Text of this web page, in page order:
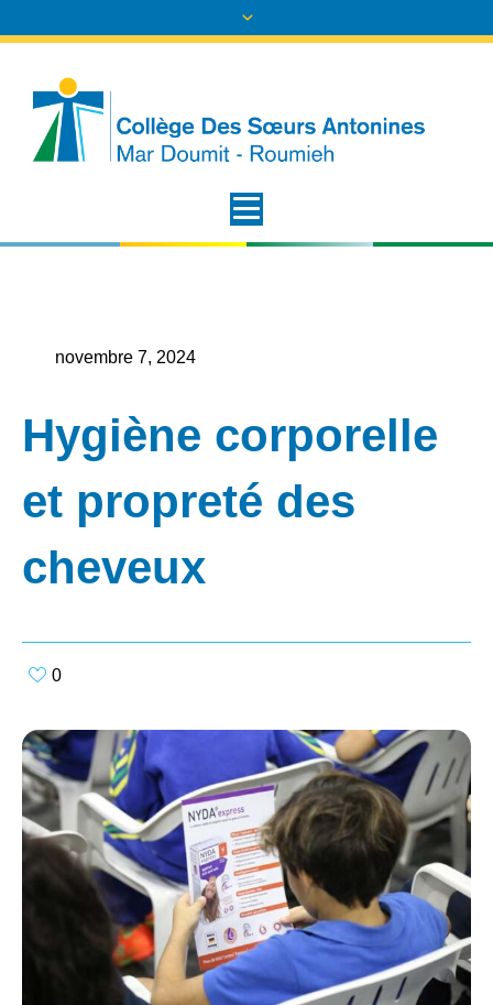
novembre 7, 2024
Hygiène corporelle
et propreté des
cheveux
0